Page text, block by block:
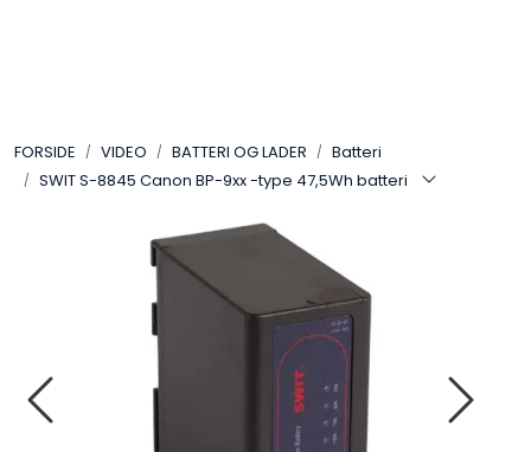
FORSIDE VIDEO BATTERI OG LADER
Batteri
SWIT S-8845 Canon BP-9xx -type 47,5Wh batteri
LYD
AKTUELT